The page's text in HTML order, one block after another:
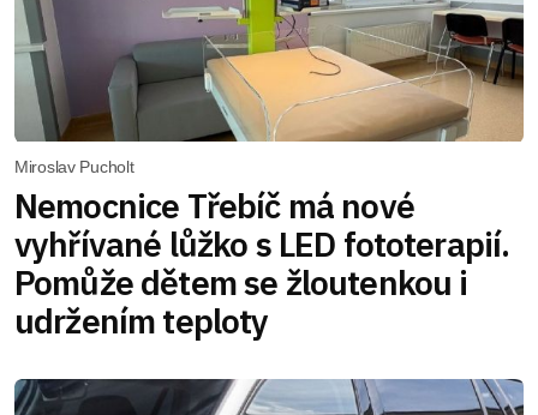
Miroslav Pucholt
Nemocnice Třebíč má nové
vyhřívané lůžko s LED fototerapií.
Pomůže dětem se žloutenkou i
udržením teploty